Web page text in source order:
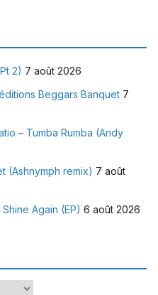
2) 7 août 2026
Beggars Banquet 7
– Tumba Rumba (Andy
(Ashnymph remix) 7 août
Again (EP) 6 août 2026